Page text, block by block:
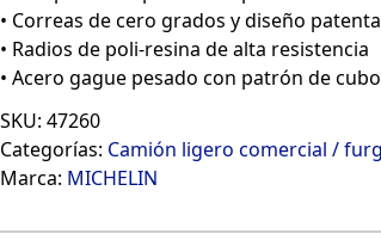
• Correas de cero grados y diseño
• Radios de poli-resina de alta resistencia
• Acero gague pesado con patrón de
SKU: 47260
Categorías: Camión ligero comercial /
Marca: MICHELIN